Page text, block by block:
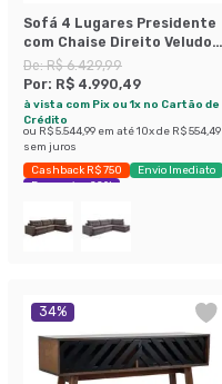
Sofá 4 Lugares Presidente
com Chaise Direito Veludo
Marfim
De:R$ 6.429,99
Por: R$ 4.990,49
à vista com Pix ou 1x no Cartão de
Crédito
ou R$ 5.544,99 em até10x de R$ 554,49
sem juros
Cashback R$ 750
Envio Imediato
Economize 22%
34%